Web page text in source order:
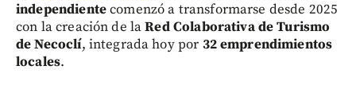
independientecomenzó a transformarse desde 2025
con la creación de laRed Colaborativa de Turismo
de Necoclí, integrada hoy por 32 emprendimientos
locales.